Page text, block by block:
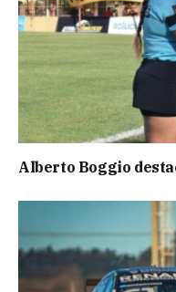
Alberto Boggio